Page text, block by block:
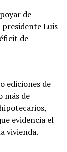
de
Luis
de
ediciones de
más de
evidencia el
vivienda.